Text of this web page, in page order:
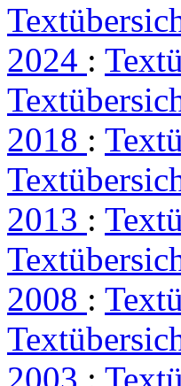
2024 :
2018 :
2013 :
2008 :